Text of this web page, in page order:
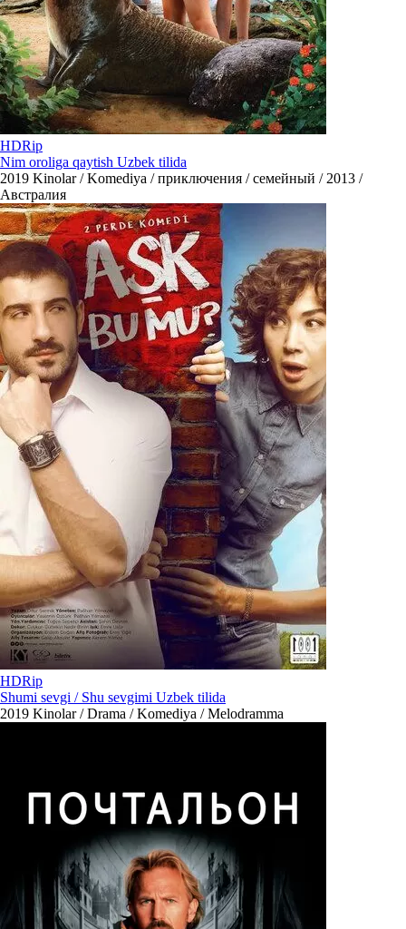
HDRip
Nim oroliga qaytish Uzbek tilida
2019 Kinolar / Komediya / приключения / семейный / 2013 /
Австралия
HDRip
Shumi sevgi / Shu sevgimi Uzbek tilida
2019 Kinolar / Drama / Komediya / Melodramma